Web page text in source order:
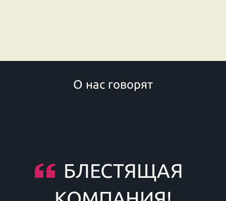
О нас говорят
БЛЕСТЯЩАЯ